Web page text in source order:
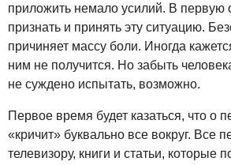
приложить немало усилий. В первую
признать и принять эту ситуацию.
причиняет массу боли. Иногда
ним не получится. Но забыть
не суждено испытать, возможно.
Первое время будет казаться, что о
«кричит» буквально все вокруг. Все
телевизору, книги и статьи, которые